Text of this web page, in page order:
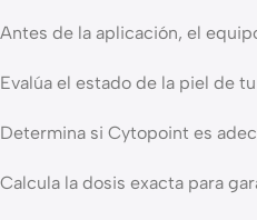
Antes de la aplicación, el
Evalúa el estado de la piel de
Determina si Cytopoint es
Calcula la dosis exacta para